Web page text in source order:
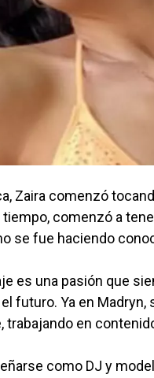
Zaira comenzó
comenzó a
se fue haciendo
es una pasión que
futuro. Ya en
trabajando en
como DJ y